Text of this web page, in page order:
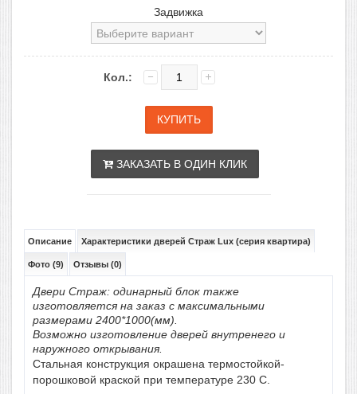
Задвижка
Кол.:
ЗАКАЗАТЬ В ОДИН КЛИК
Описание Характеристики дверей Страж Lux (серия квартира)
Фото (9) Отзывы (0)
Двери Страж: одинарный блок также
изготовляется на заказ с максимальными
размерами 2400*1000(мм).
Возможно изготовление дверей внутренего и
наружного открывания.
Стальная конструкция окрашена термостойкой-
порошковой краской при температуре 230 С.